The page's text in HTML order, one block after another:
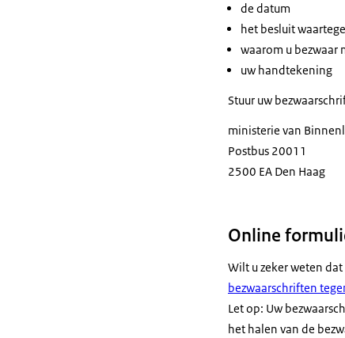
de datum
het besluit
waarom u bezwaar
uw handtekening
Stuur uw
ministerie van
Postbus 20011
2500 EA Den Haag
Online
Wilt u zeker weten
bezwaarschriften
Let op: Uw
het halen van de